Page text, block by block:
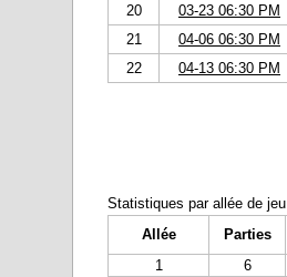
20
03-23 06:30 PM
21
04-06 06:30 PM
22
04-13 06:30 PM
Statistiques par allée de jeu
Allée
Parties
1
6